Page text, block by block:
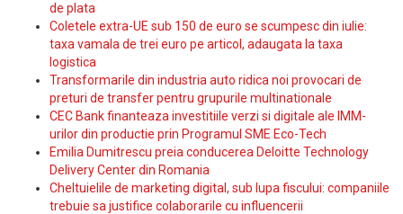
de plata
Coletele extra-UE sub 150 de euro se scumpesc din iulie:
taxa vamala de trei euro pe articol, adaugata la taxa
logistica
Transformarile din industria auto ridica noi provocari de
preturi de transfer pentru grupurile multinationale
CEC Bank finanteaza investitiile verzi si digitale ale IMM-
urilor din productie prin Programul SME Eco-Tech
Emilia Dumitrescu preia conducerea Deloitte Technology
Delivery Center din Romania
Cheltuielile de marketing digital, sub lupa fiscului: companiile
trebuie sa justifice colaborarile cu influencerii